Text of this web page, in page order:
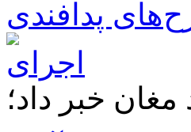
پدافندی
خبر داد؛